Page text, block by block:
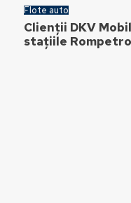
Flote auto
Clienții DKV
stațiile